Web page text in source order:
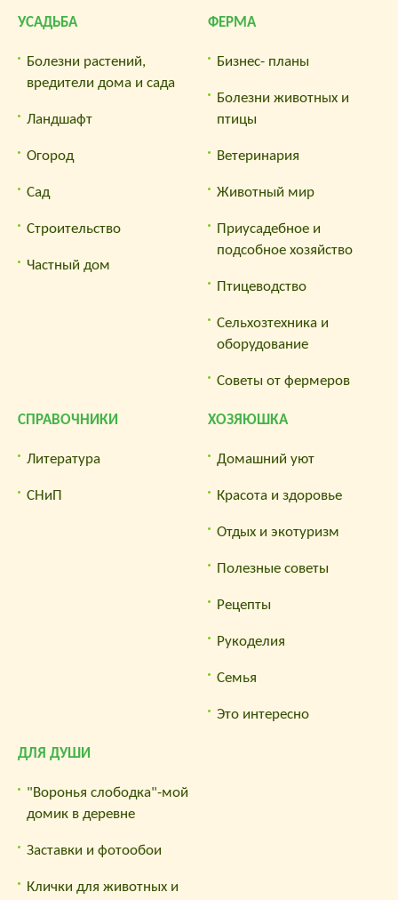
УСАДЬБА
Болезни растений,
вредители дома и сада
Ландшафт
Огород
Сад
Строительство
Частный дом
ФЕРМА
Бизнес- планы
Болезни животных и
птицы
Ветеринария
Животный мир
Приусадебное и
подсобное хозяйство
Птицеводство
Сельхозтехника и
оборудование
Советы от фермеров
СПРАВОЧНИКИ
Литература
СНиП
ХОЗЯЮШКА
Домашний уют
Красота и здоровье
Отдых и экотуризм
Полезные советы
Рецепты
Рукоделия
Семья
Это интересно
ДЛЯ ДУШИ
"Воронья слободка"-мой
домик в деревне
Заставки и фотообои
Клички для животных и